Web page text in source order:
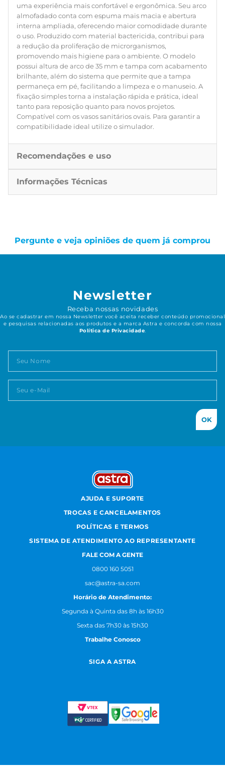
uma experiência mais confortável e ergonômica. Seu arco
almofadado conta com espuma mais macia e abertura
interna ampliada, oferecendo maior comodidade durante
o uso. Produzido com material bactericida, contribui para
a redução da proliferação de microrganismos,
promovendo mais higiene para o ambiente. O modelo
possui altura de arco de 35 mm e tampa com acabamento
brilhante, além do sistema que permite que a tampa
permaneça em pé, facilitando a limpeza e o manuseio. A
fixação simples torna a instalação rápida e prática, ideal
tanto para reposição quanto para novos projetos.
Compatível com os vasos sanitários ovais. Para garantir a
compatibilidade ideal utilize o simulador.
Recomendações e uso
Informações Técnicas
Pergunte e veja opiniões de quem já comprou
Newsletter
Receba nossas novidades
Ao se cadastrar em nossa Newsletter você aceita receber conteúdo promocional
e pesquisas relacionadas aos produtos e a marca Astra e concorda com nossa
Política de Privacidade
OK
AJUDA E SUPORTE
TROCAS E CANCELAMENTOS
POLÍTICAS E TERMOS
SISTEMA DE ATENDIMENTO AO REPRESENTANTE
FALE COM A GENTE
0800 160 5051
sac@astra-sa.com
Horário de Atendimento:
Segunda à Quinta das 8h às 16h30
Sexta das 7h30 às 15h30
Trabalhe Conosco
SIGA A ASTRA